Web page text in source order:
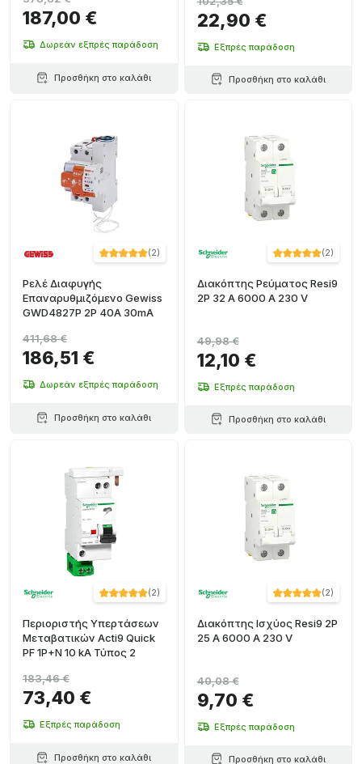
187,00 €
Δωρεάν εξπρές παράδοση
Προσθήκη στο καλάθι
22,90 €
Εξπρές παράδοση
Προσθήκη στο καλάθι
(2)
Ρελέ Διαφυγής
Επαναρυθμιζόμενο Gewiss
GWD4827P 2P 40A 30mA
186,51 €
411,68 €
Δωρεάν εξπρές παράδοση
Προσθήκη στο καλάθι
(2)
Διακόπτης Ρεύματος Resi9
2P 32 A 6000 A 230 V
12,10 €
49,98 €
Εξπρές παράδοση
Προσθήκη στο καλάθι
(2)
Περιοριστής Υπερτάσεων
Μεταβατικών Acti9 Quick
PF 1P+N 10 kA Τύπος 2
73,40 €
183,46 €
Εξπρές παράδοση
Προσθήκη στο καλάθι
(2)
Διακόπτης Ισχύος Resi9 2P
25 A 6000 A 230 V
9,70 €
40,08 €
Εξπρές παράδοση
Προσθήκη στο καλάθι